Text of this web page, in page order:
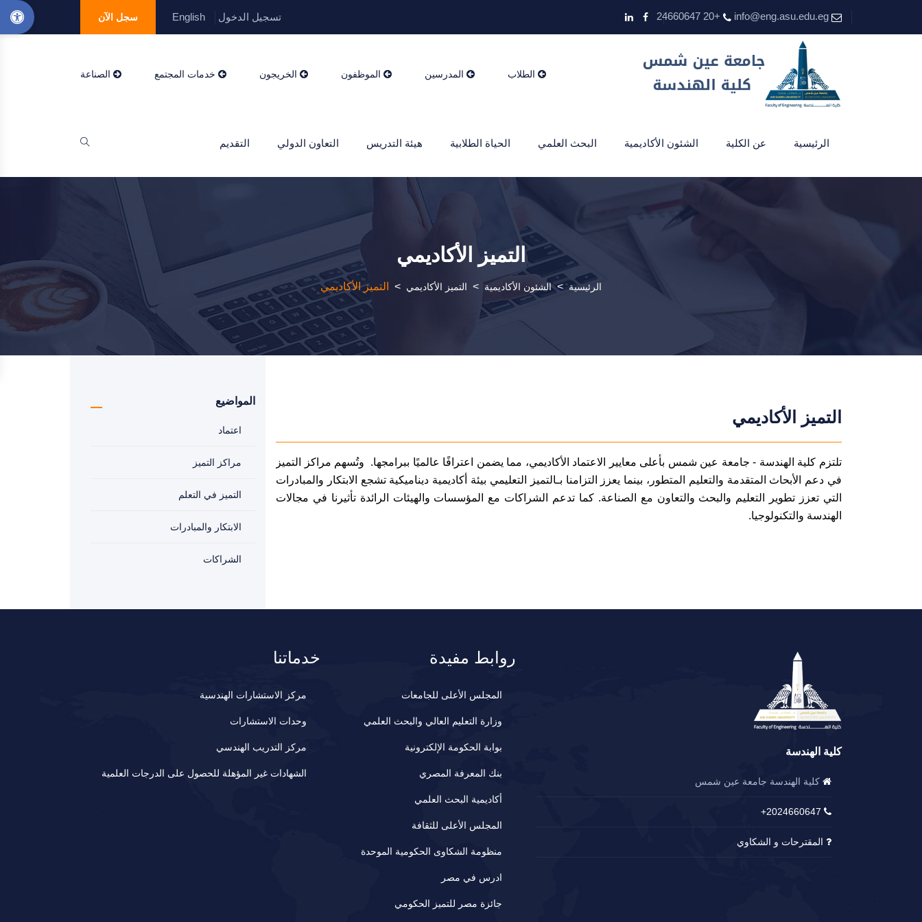
info@eng.asu.edu.eg
+20 24660647 تسجيل الدخول English سجل الآن
الطلاب المدرسين الموظفون الخريجون خدمات المجتمع الصناعة
الرئيسية عن الكلية الشئون الأكاديمية البحث العلمي الحياة الطلابية هيئة التدريس التعاون الدولي التقديم
التميز الأكاديمي
الرئيسية > الشئون الأكاديمية > التميز الأكاديمي > التميز الأكاديمي
التميز الأكاديمي
تلتزم كلية الهندسة - جامعة عين شمس بأعلى معايير الاعتماد الأكاديمي، مما يضمن اعترافًا عالميًا ببرامجها. وتُسهم مراكز التميز
في دعم الأبحاث المتقدمة والتعليم المتطور، بينما يعزز التزامنا بـالتميز التعليمي بيئة أكاديمية ديناميكية تشجع الابتكار والمبادرات
التي تعزز تطوير التعليم والبحث والتعاون مع الصناعة. كما تدعم الشراكات مع المؤسسات والهيئات الرائدة تأثيرنا في مجالات
الهندسة والتكنولوجيا.
المواضيع
اعتماد
مراكز التميز
التميز في التعلم
الابتكار والمبادرات
الشراكات
كلية الهندسة
كلية الهندسة جامعة عين شمس
2024660647+
المقترحات و الشكاوي
روابط مفيدة
المجلس الأعلى للجامعات
وزارة التعليم العالي والبحث العلمي
بوابة الحكومة الإلكترونية
بنك المعرفة المصري
أكاديمية البحث العلمي
المجلس الأعلى للثقافة
منظومة الشكاوى الحكومية الموحدة
ادرس في مصر
جائزة مصر للتميز الحكومي
خدماتنا
مركز الاستشارات الهندسية
وحدات الاستشارات
مركز التدريب الهندسي
الشهادات غير المؤهلة للحصول على الدرجات العلمية